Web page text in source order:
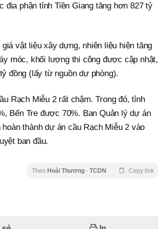
địa phận tỉnh Tiền Giang tăng hơn 827 tỷ
vật liệu xây dựng, nhiên liệu hiện tăng
móc, khối lượng thi công được cập nhật,
đồng (lấy từ nguồn dự phòng).
Rạch Miễu 2 rất chậm. Trong đó, tỉnh
Bến Tre được 70%. Ban Quản lý dự án
thành dự án cầu Rạch Miễu 2 vào
ban đầu.
Theo Hoài Thương - TCDN Copy link